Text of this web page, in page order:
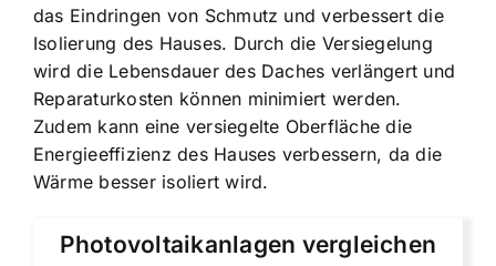
das Eindringen von Schmutz und verbessert die
Isolierung des Hauses. Durch die Versiegelung
wird die Lebensdauer des Daches verlängert und
Reparaturkosten können minimiert werden.
Zudem kann eine versiegelte Oberfläche die
Energieeffizienz des Hauses verbessern, da die
Wärme besser isoliert wird.
Photovoltaikanlagen vergleichen